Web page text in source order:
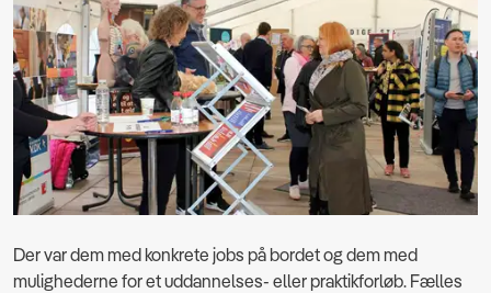
Der var dem med konkrete jobs på bordet og dem med
mulighederne for et uddannelses- eller praktikforløb. Fælles